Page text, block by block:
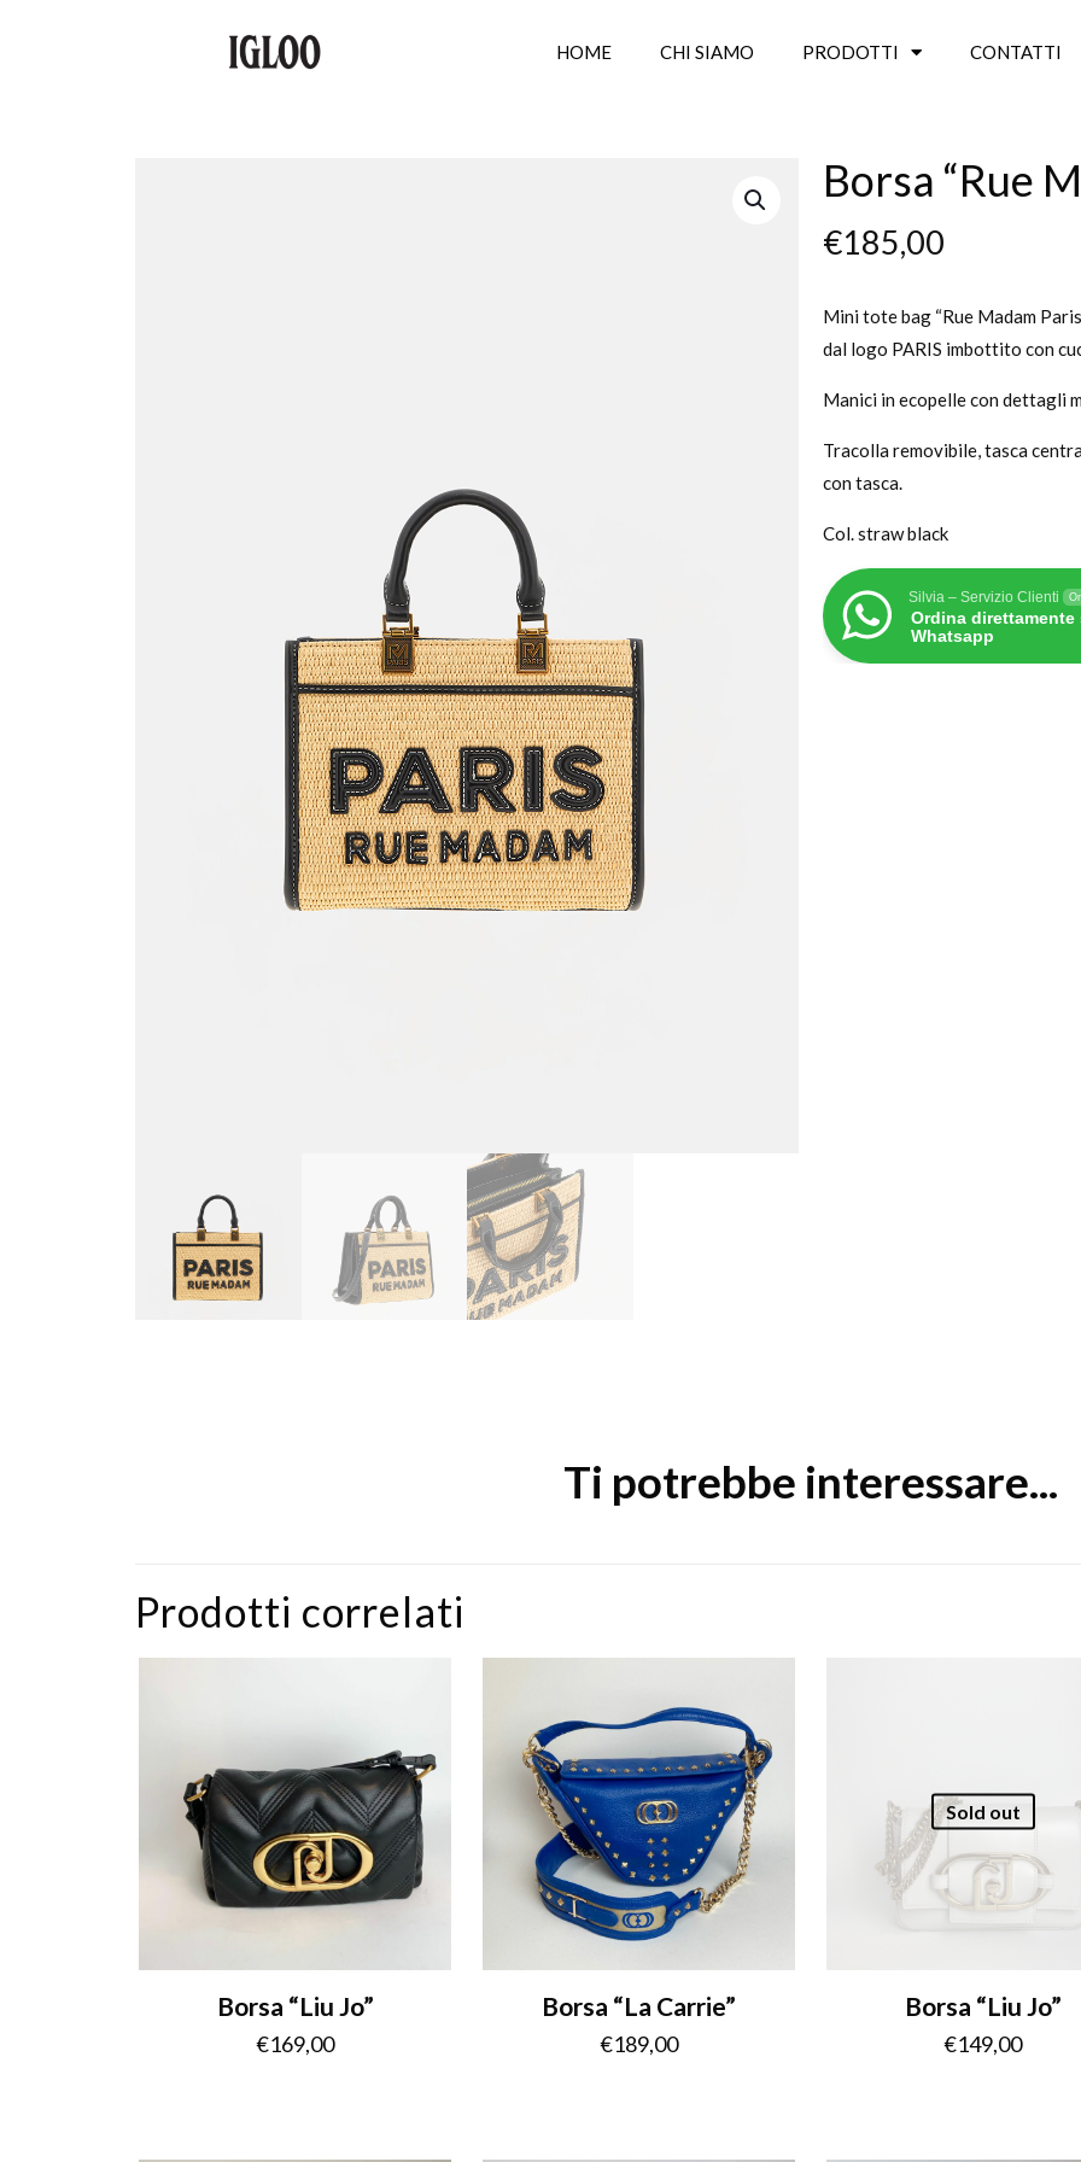
HOME CHI SIAMO PRODOTTI CONTATTI
Borsa “Rue
€185,00
Mini tote bag “Rue Madam
dal logo PARIS imbottito con
Manici in ecopelle con dettagli
Tracolla removibile, tasca
con tasca.
Col. straw black
Silvia – Servizio Clienti
Ordina direttamente
Whatsapp
Ti potrebbe interessare...
Prodotti correlati
Borsa “Liu Jo”
€169,00
Borsa “La Carrie”
€189,00
Sold out
Borsa “Liu Jo”
€149,00